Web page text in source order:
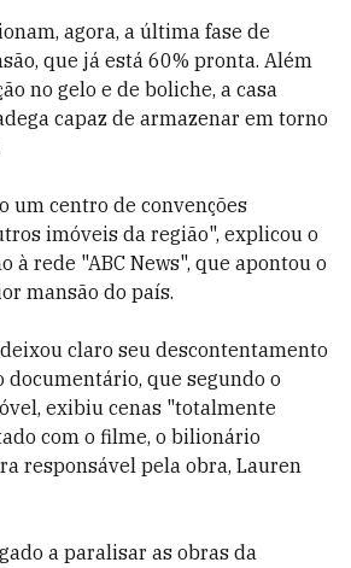
agora, a última fase de
que já está 60% pronta. Além
no gelo e de boliche, a casa
capaz de armazenar em torno
um centro de convenções
imóveis da região", explicou o
à rede "ABC News", que apontou o
mansão do país.
claro seu descontentamento
documentário, que segundo o
exibiu cenas "totalmente
com o filme, o bilionário
responsável pela obra, Lauren
a paralisar as obras da